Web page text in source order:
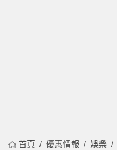
首頁 優惠情報 娛樂